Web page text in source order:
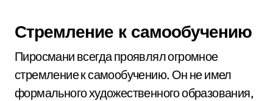
Стремление к самообучению
Пиросмани всегда проявлял огромное
стремление к самообучению. Он не имел
формального художественного образования,